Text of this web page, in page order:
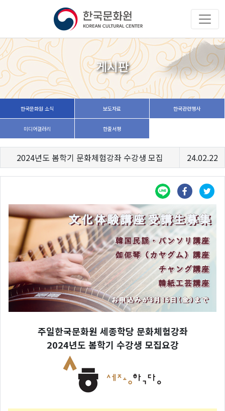
게시판
한국문화원 소식 보도자료 한국관련행사
미디어갤러리 한줄서평
2024년도 봄학기 문화체험강좌 수강생 모집 24.02.22
주일한국문화원 세종학당 문화체험강좌
2024년도 봄학기 수강생 모집요강